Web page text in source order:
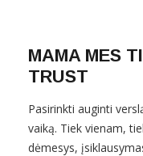
MAMA MES
TRUST
Pasirinkti auginti
vaiką. Tiek vienam,
dėmesys,